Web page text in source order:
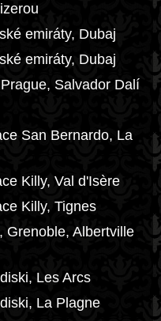
emiráty, Dubaj
emiráty, Dubaj
Salvador Dalí
San Bernardo, La
Killy, Val d'Isère
Killy, Tignes
Grenoble, Albertville
Les Arcs
La Plagne